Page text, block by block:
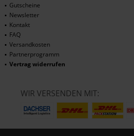
Gutscheine
Newsletter
Kontakt
FAQ
Versandkosten
Partnerprogramm
Vertrag widerrufen
WIR VERSENDEN MIT: